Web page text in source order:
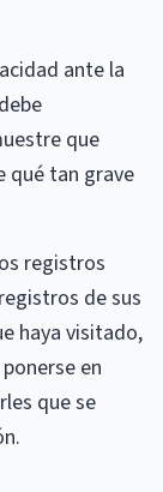
ante la
que
qué tan grave
registros
de sus
haya visitado,
en
que se